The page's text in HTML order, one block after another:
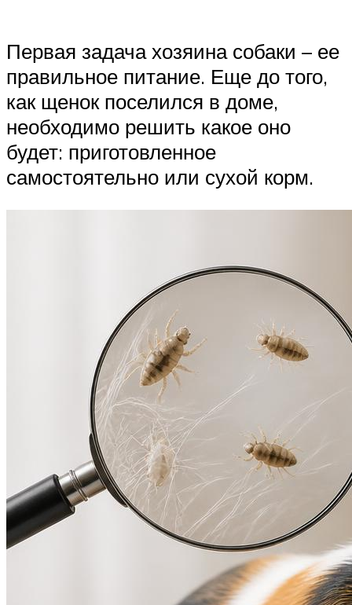
Первая задача хозяина собаки – ее
правильное питание. Еще до того,
как щенок поселился в доме,
необходимо решить какое оно
будет: приготовленное
самостоятельно или сухой корм.